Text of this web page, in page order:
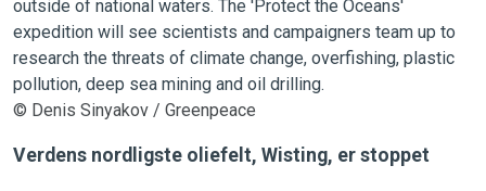
© Denis Sinyakov / Greenpeace
Verdens nordligste oliefelt, Wisting, er stoppet